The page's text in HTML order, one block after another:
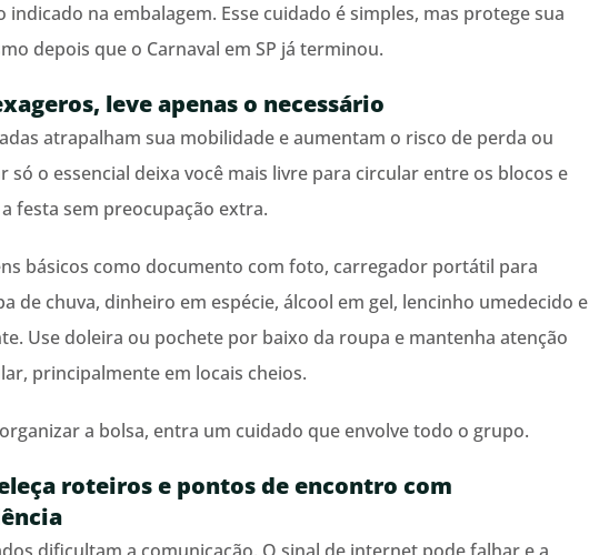
indicado na embalagem. Esse cuidado é simples, mas protege sua
depois que o Carnaval em SP já terminou.
leve apenas o necessário
atrapalham sua mobilidade e aumentam o risco de perda ou
só o essencial deixa você mais livre para circular entre os blocos e
festa sem preocupação extra.
básicos como documento com foto, carregador portátil para
de chuva, dinheiro em espécie, álcool em gel, lencinho umedecido e
Use doleira ou pochete por baixo da roupa e mantenha atenção
principalmente em locais cheios.
a bolsa, entra um cuidado que envolve todo o grupo.
roteiros e pontos de encontro com